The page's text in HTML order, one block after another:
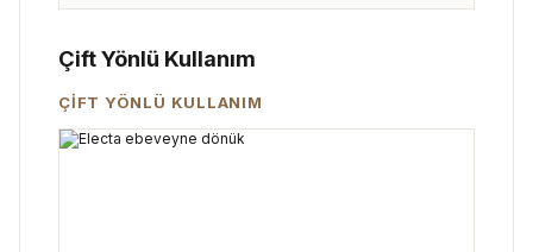
Çift Yönlü Kullanım
ÇİFT YÖNLÜ KULLANIM